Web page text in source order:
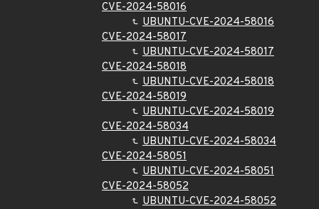
CVE-2024-58016
UBUNTU-CVE-2024-58016
CVE-2024-58017
UBUNTU-CVE-2024-58017
CVE-2024-58018
UBUNTU-CVE-2024-58018
CVE-2024-58019
UBUNTU-CVE-2024-58019
CVE-2024-58034
UBUNTU-CVE-2024-58034
CVE-2024-58051
UBUNTU-CVE-2024-58051
CVE-2024-58052
UBUNTU-CVE-2024-58052